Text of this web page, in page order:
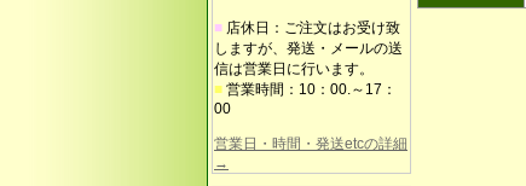
■ 店休日：ご注文はお受け致
しますが、発送・メールの送
信は営業日に行います。
■ 営業時間：10：00.～17：
00
営業日・時間・発送etcの詳細
→